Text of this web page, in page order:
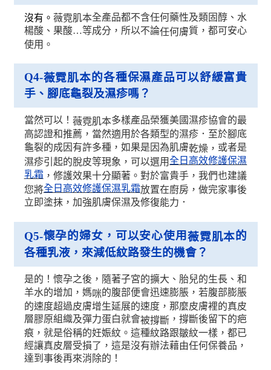
沒有。 薇霓肌本全產品都不含任何藥性及類固醇、水
楊酸、果酸…等成分，所以不論任何膚質，都可安心
使用。
Q4-薇霓肌本的各種保濕產品可以舒緩富貴
手、腳底龜裂及濕疹嗎？
當然可以！ 薇霓肌本多樣產品榮獲美國濕疹協會的最
高認證和推薦，當然適用於各類型的濕疹．至於腳底
龜裂的成因有許多種，如果是因為肌膚乾燥， 或者是
濕疹引起的脫皮等現象，可以選用全日高效修護保濕
乳霜 ，修護效果十分顯著。對於富貴手，我們也建議
您將全日高效修護保濕乳霜放置在廚房，做完家事後
立即塗抹，加強肌膚保濕及修復能力．
Q5-懷孕的婦女，可以安心使用薇霓肌本的
各種乳液，來減低紋路發生的機會？
是的！懷孕之後，隨著子宮的擴大、胎兒的生長、和
羊水的增加，媽咪的腹部便會迅速膨脹，若腹部膨脹
的速度超過皮膚增生延展的速度，那麼皮膚裡的真皮
層膠原組織及彈力蛋白就會被撐斷 ，撐斷後留下的疤
痕，就是俗稱的妊娠紋。這種紋路跟皺紋一樣，都已
經讓真皮層受損了，這是沒有辦法藉由任何保養品，
達到事後再來消除的！